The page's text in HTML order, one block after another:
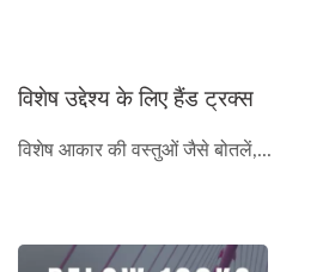
विशेष उद्देश्य के लिए हैंड ट्रक्स
विशेष आकार की वस्तुओं जैसे बोतलें,...